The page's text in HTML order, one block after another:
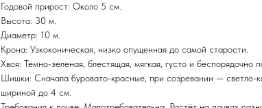
Годовой прирост: Около 5 см.
Высота: 30 м.
Диаметр: 10 м.
Крона: Узкоконическая, низко опущенная до самой старости.
Хвоя: Тёмно-зеленая, блестящая, мягкая, густо и беспорядочно
Шишки: Сначала буровато-красные, при созревании — светло-
шириной до 4 см.